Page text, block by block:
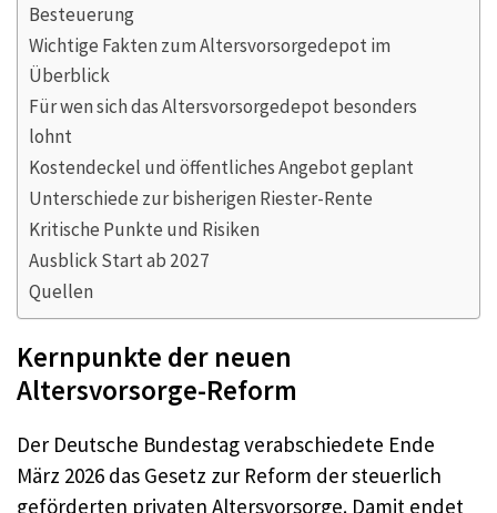
Besteuerung
Wichtige Fakten zum Altersvorsorgedepot im
Überblick
Für wen sich das Altersvorsorgedepot besonders
lohnt
Kostendeckel und öffentliches Angebot geplant
Unterschiede zur bisherigen Riester-Rente
Kritische Punkte und Risiken
Ausblick Start ab 2027
Quellen
Kernpunkte der neuen
Altersvorsorge-Reform
Der Deutsche Bundestag verabschiedete Ende
März 2026 das Gesetz zur Reform der steuerlich
geförderten privaten Altersvorsorge. Damit endet